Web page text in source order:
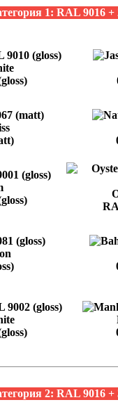
1: RAL 9016 +
2: RAL 9016 +